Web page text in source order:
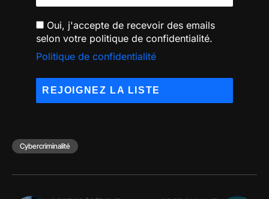
Oui, j'accepte de recevoir des emails
selon votre politique de confidentialité.
Politique de confidentialité
Cybercriminalité